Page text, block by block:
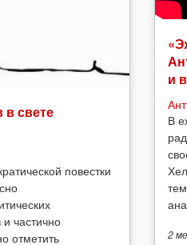
в свете
повестки
частично
отметить
и
В
2